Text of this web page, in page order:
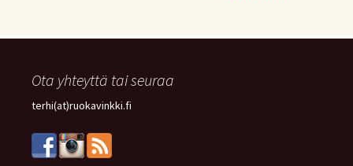
Ota yhteyttä tai seuraa
terhi(at)ruokavinkki.fi